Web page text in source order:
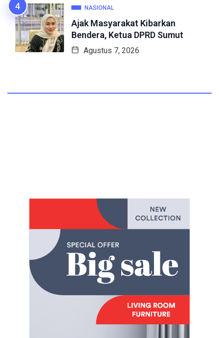
NASIONAL
Ajak Masyarakat Kibarkan
Bendera, Ketua DPRD Sumut
Agustus 7, 2026